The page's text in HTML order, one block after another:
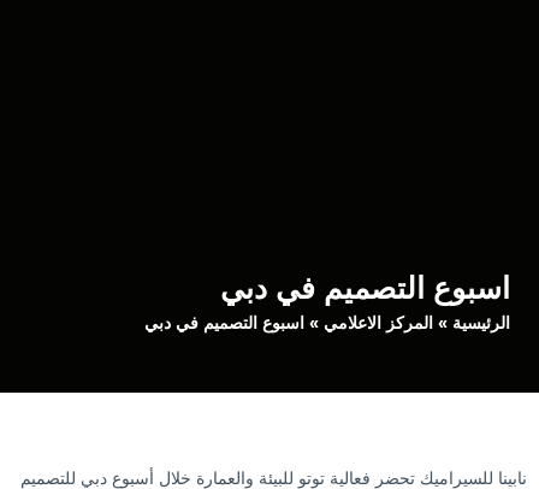
اسبوع التصميم في دبي
الرئيسية » المركز الاعلامي » اسبوع التصميم في دبي
نابينا للسيراميك تحضر فعالية توتو للبيئة والعمارة خلال أسبوع دبي للتصميم